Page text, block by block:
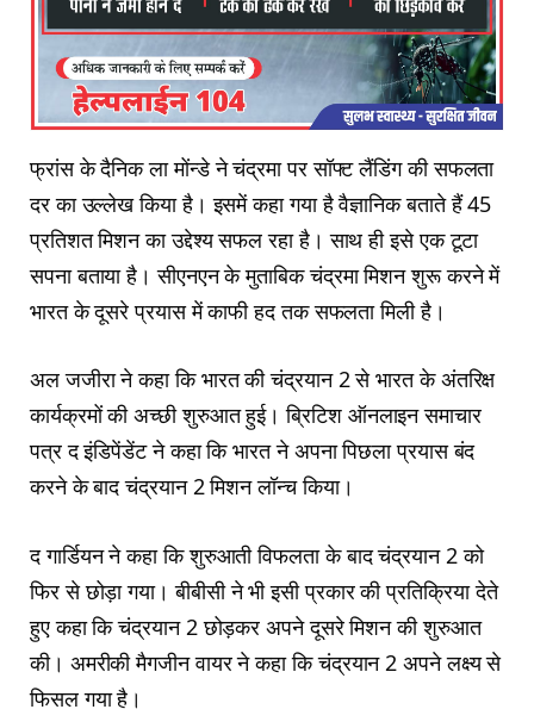
फ्रांस के दैनिक ला मोंन्डे ने चंद्रमा पर सॉफ्ट लैंडिंग की सफलता
दर का उल्लेख किया है। इसमें कहा गया है वैज्ञानिक बताते हैं 45
प्रतिशत मिशन का उद्देश्य सफल रहा है। साथ ही इसे एक टूटा
सपना बताया है। सीएनएन के मुताबिक चंद्रमा मिशन शुरू करने में
भारत के दूसरे प्रयास में काफी हद तक सफलता मिली है।
अल जजीरा ने कहा कि भारत की चंद्रयान 2 से भारत के अंतरिक्ष
कार्यक्रमों की अच्छी शुरुआत हुई। ब्रिटिश ऑनलाइन समाचार
पत्र द इंडिपेंडेंट ने कहा कि भारत ने अपना पिछला प्रयास बंद
करने के बाद चंद्रयान 2 मिशन लॉन्च किया।
द गार्डियन ने कहा कि शुरुआती विफलता के बाद चंद्रयान 2 को
फिर से छोड़ा गया। बीबीसी ने भी इसी प्रकार की प्रतिक्रिया देते
हुए कहा कि चंद्रयान 2 छोड़कर अपने दूसरे मिशन की शुरुआत
की। अमरीकी मैगजीन वायर ने कहा कि चंद्रयान 2 अपने लक्ष्य से
फिसल गया है।